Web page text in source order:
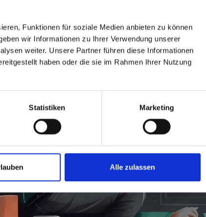
Funktionen für soziale Medien anbieten zu können
wir Informationen zu Ihrer Verwendung unserer
weiter. Unsere Partner führen diese Informationen
haben oder die sie im Rahmen Ihrer Nutzung
Statistiken Marketing
Alle zulassen